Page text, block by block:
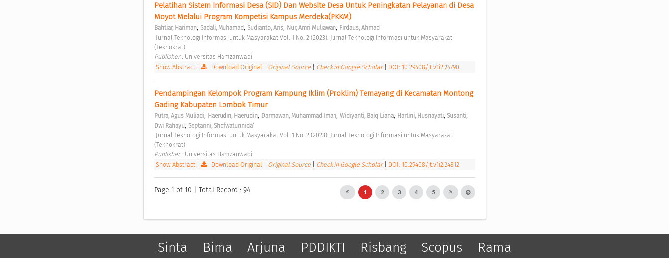
Pelatihan Sistem Informasi Desa (SID) Dan Website Desa Untuk Peningkatan Pelayanan di Desa
Moyot Melalui Program Kompetisi Kampus Merdeka(PKKM)
Bahtiar, Hariman; Sadali, Muhamad; Sudianto, Aris; Nur, Amri Muliawan; Firdaus, Ahmad
(Teknokrat)
Publisher : Universitas Hamzanwadi
Show Abstract| Download Original Original Source Check in Google Scholar DOI: 10.29408/jt.v1i2.24790
Pendampingan Kelompok Program Kampung Iklim (Proklim) Temayang di Kecamatan Montong
Gading Kabupaten Lombok Timur
Putra, Agus Muliadi; Haerudin, Haerudin; Darmawan, Muhammad Iman; Widiyanti, Baiq Liana; Hartini, Husnayati; Susanti,
Dwi Rahayu; Septarini, Shofwatunnida’
(Teknokrat)
Publisher : Universitas Hamzanwadi
Show Abstract| Download Original Original Source Check in Google Scholar DOI: 10.29408/jt.v1i2.24812
Page 1 of 10 | Total Record : 94 1 2 3 4 5
Sinta Bima Arjuna PDDIKTI Risbang Scopus Rama